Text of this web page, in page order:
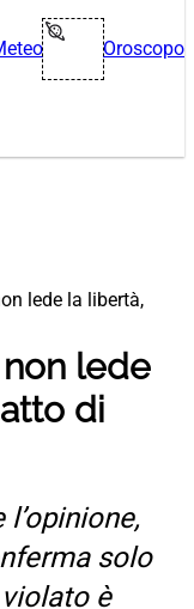
Oroscopo
lede la libertà,
lede
di
solo
è